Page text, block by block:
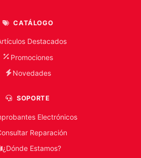
CATÁLOGO
Destacados
Promociones
Novedades
SOPORTE
Electrónicos
Reparación
¿Dónde Estamos?